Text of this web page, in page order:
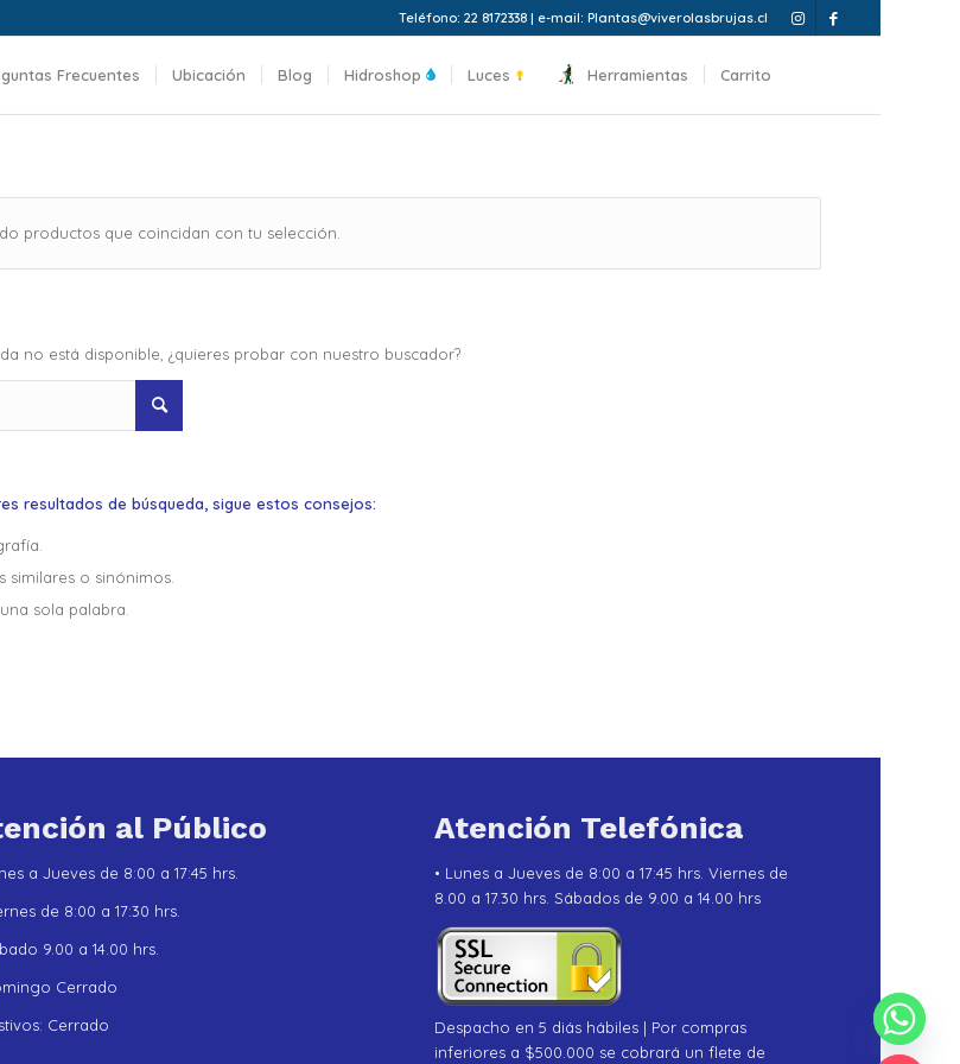
Teléfono: 22 8172338 | e-mail: Plantas@viverolasbrujas.cl
Frecuentes Ubicación Blog Hidroshop Luces Herramientas Carrito
productos que coincidan con tu selección.
no está disponible, ¿quieres probar con nuestro buscador?
resultados de búsqueda, sigue estos consejos:
similares o sinónimos.
sola palabra.
al Público
a Jueves de 8:00 a 17:45 hrs.
de 8:00 a 17:30 hrs.
9.00 a 14.00 hrs.
Cerrado
Cerrado
Atención Telefónica
• Lunes a Jueves de 8:00 a 17:45 hrs. Viernes de
8.00 a 17.30 hrs. Sábados de 9.00 a 14.00 hrs
Despacho en 5 diás hábiles | Por compras
inferiores a $500.000 se cobrará un flete de